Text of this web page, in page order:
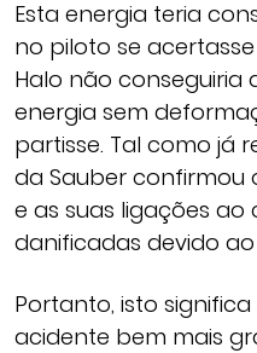
Esta energia teria
no piloto se
Halo não conseguiria
energia sem
partisse. Tal como já
da Sauber confirmou
e as suas ligações
danificadas devido
Portanto, isto
acidente bem mais